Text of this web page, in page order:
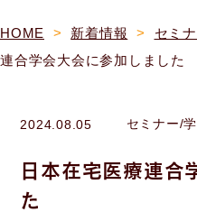
HOME 新着情報 セミ
連合学会大会に参加しました
2024.08.05 セミナー/
日本在宅医療連合
た